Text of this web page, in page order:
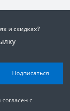
и скидках?
Подписаться
согласен с